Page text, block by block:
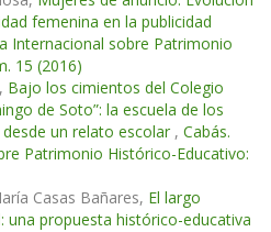
femenina en la publicidad
Internacional sobre Patrimonio
15 (2016)
Bajo los cimientos del Colegio
de Soto”: la escuela de los
un relato escolar , Cabás.
Patrimonio Histórico-Educativo:
Casas Bañares, El largo
una propuesta histórico-educativa